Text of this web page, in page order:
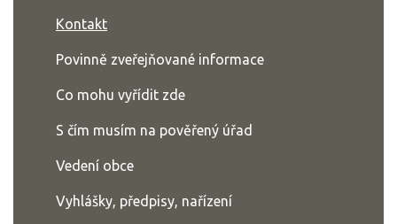
Kontakt
Povinně zveřejňované informace
Co mohu vyřídit zde
S čím musím na pověřený úřad
Vedení obce
Vyhlášky, předpisy, nařízení